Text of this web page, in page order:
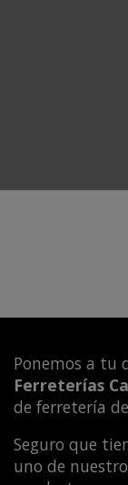
Ponemos a tu
Ferreterías
de ferretería
Seguro que
uno de